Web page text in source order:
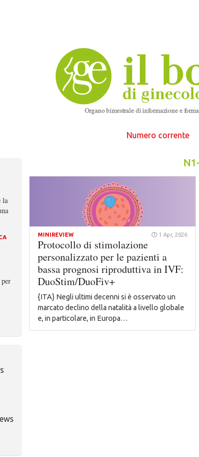
Numero corrente
la
MINIREVIEW 1 Apr, 2026
Protocollo di stimolazione
personalizzato per le pazienti a
bassa prognosi riproduttiva in IVF:
DuoStim/DuoFiv+
{ITA} Negli ultimi decenni si è osservato un
marcato declino della natalità a livello globale
e, in particolare, in Europa…